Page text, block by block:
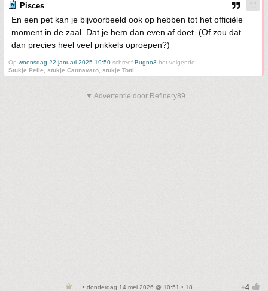
Pisces
En een pet kan je bijvoorbeeld ook op hebben tot het officiële
moment in de zaal. Dat je hem dan even af doet. (Of zou dat
dan precies heel veel prikkels oproepen?)
Op woensdag 22 januari 2025 19:50 schreef Bugno3 het volgende:
Stukje Pelle, stukje Cannavaro, stukje Totti.
▼ Advertentie door Refinery89
• donderdag 14 mei 2026 @ 10:51 • 18